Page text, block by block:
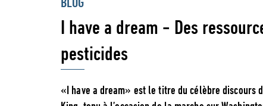
I have a dream - Des
pesticides
«I have a dream» est le titre du célèbre discours